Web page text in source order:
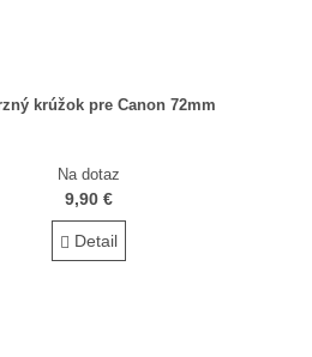
krúžok pre Canon 72mm
Na dotaz
9,90 €
Detail